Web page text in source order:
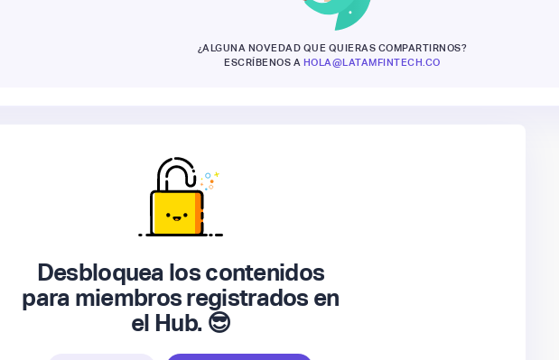
¿ALGUNA NOVEDAD QUE QUIERAS COMPARTIRNOS?
ESCRÍBENOS A HOLA@LATAMFINTECH.CO
Desbloquea los contenidos
para miembros registrados en
el Hub. 😎